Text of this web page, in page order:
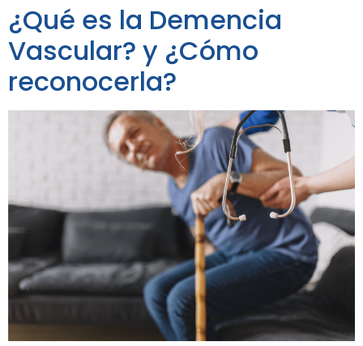
¿Qué es la Demencia
Vascular? y ¿Cómo
reconocerla?